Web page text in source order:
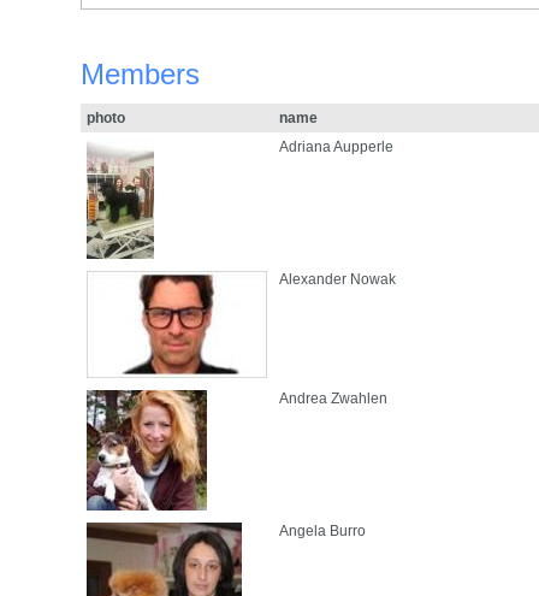
Members
photo
name
Adriana Aupperle
Alexander Nowak
Andrea Zwahlen
Angela Burro